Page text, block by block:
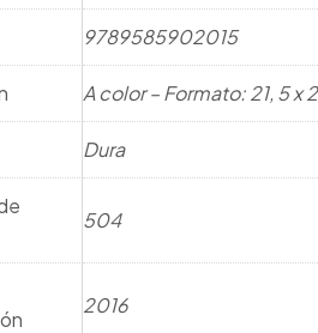
9789585902015
A color – Formato: 21, 5 x
Dura
504
2016